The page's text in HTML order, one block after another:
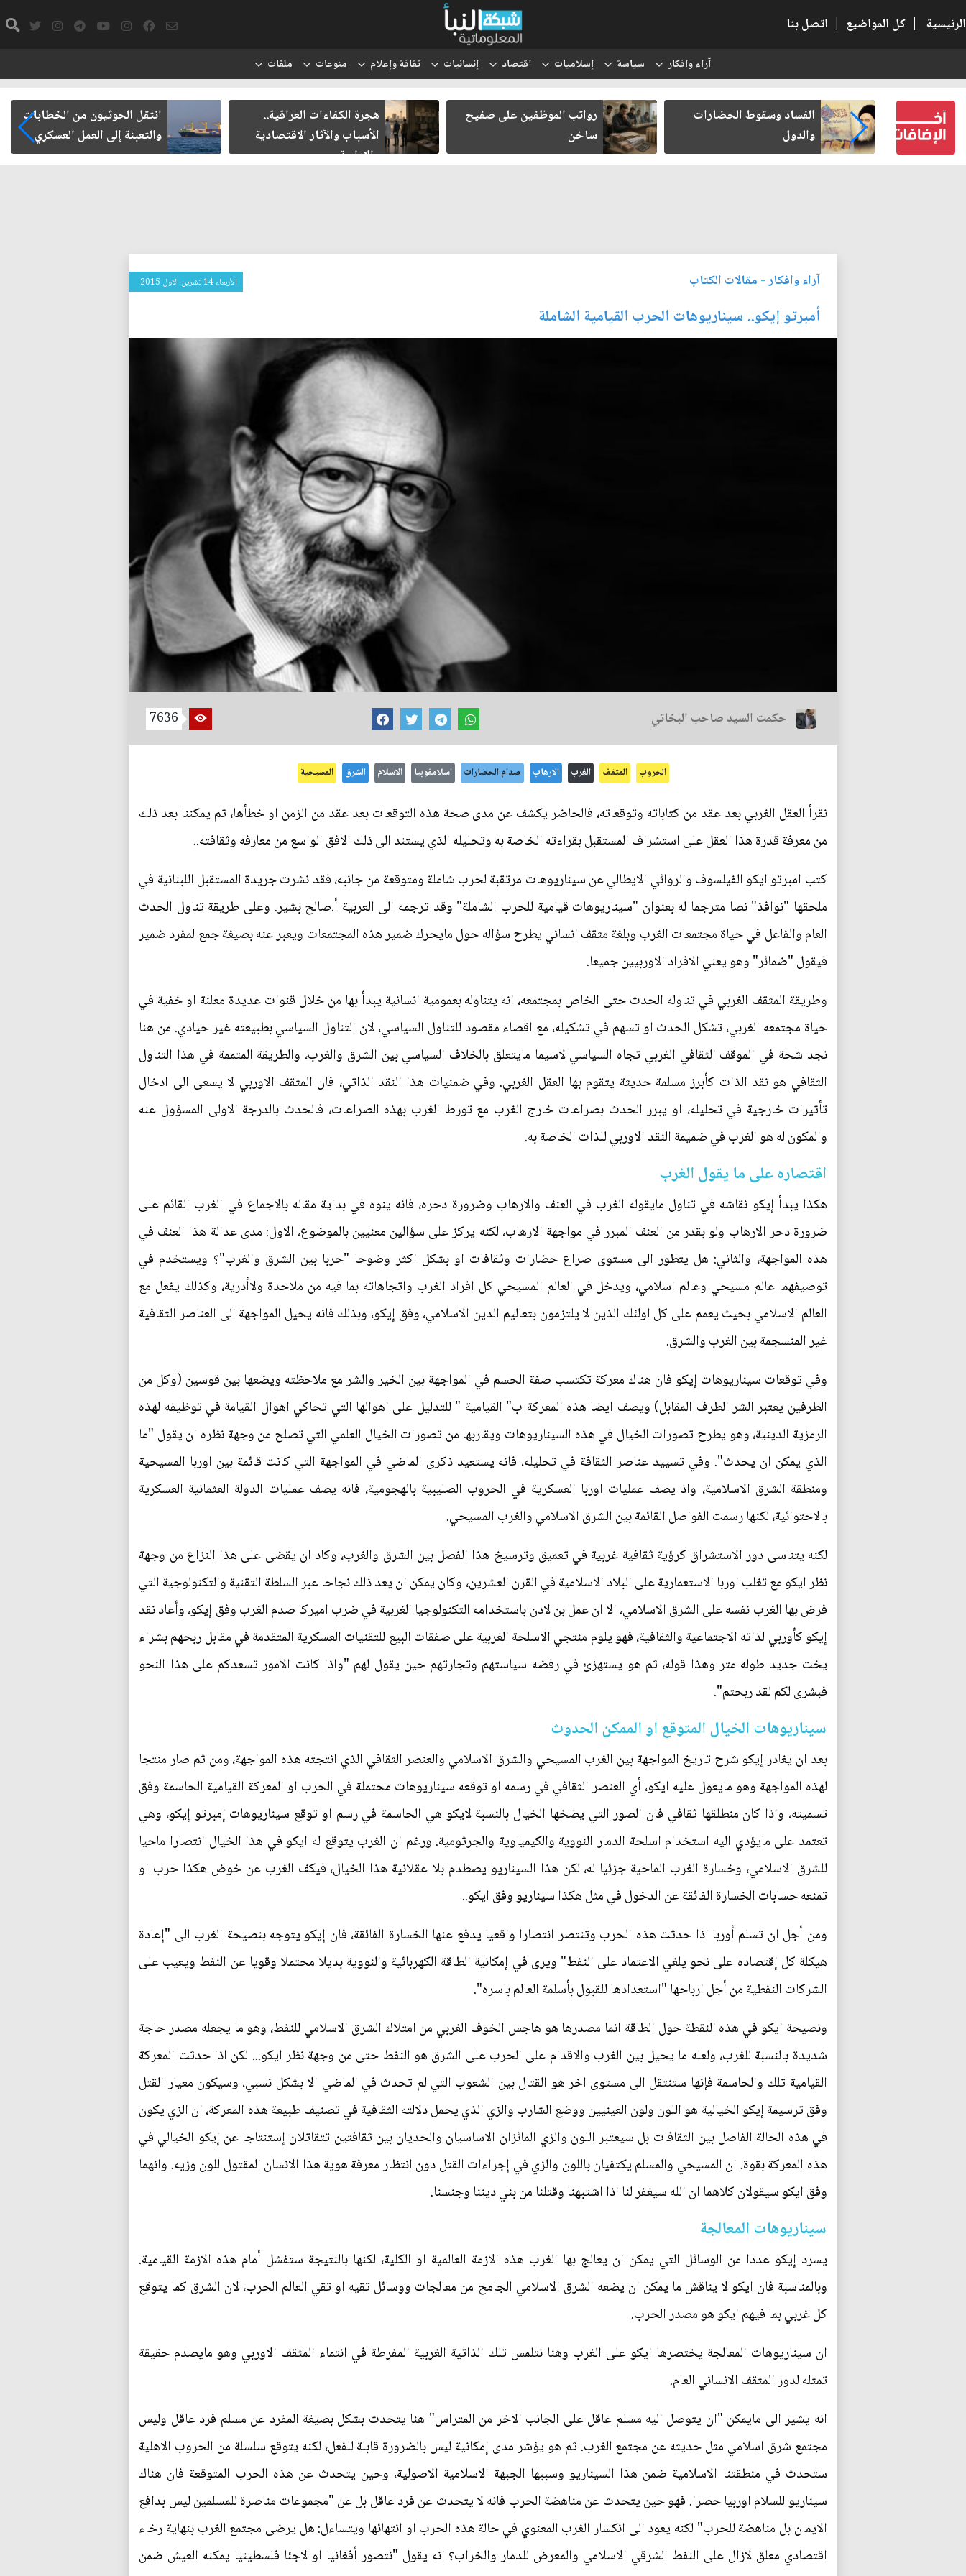
الرئيسية | كل المواضيع | اتصل بنا
آراء وافكار سياسة إسلاميات اقتصاد إنسانيات ثقافة وإعلام منوعات ملفات
كتب لنفسه
الفساد وسقوط الحضارات
والدول
رواتب الموظفين على صفيح
ساخن
هجرة الكفاءات العراقية..
الأسباب والآثار الاقتصادية
والإدارية
انتقل الحوثيون من الخطابات
والتعبئة إلى العمل العسكري
آراء وافكار- مقالات الكتاب الأربعاء 14 تشرين الاول 2015
أمبرتو إيكو.. سيناريوهات الحرب القيامية الشاملة
حكمت السيد صاحب البخاتي 7636
الحروب المثقف الغرب الارهاب صدام الحضارات اسلامفوبيا الاسلام الشرق المسيحية
نقرأ العقل الغربي بعد عقد من كتاباته وتوقعاته، فالحاضر يكشف عن مدى صحة هذه التوقعات بعد عقد من الزمن او خطأها، ثم يمكننا بعد ذلك
من معرفة قدرة هذا العقل على استشراف المستقبل بقراءته الخاصة به وتحليله الذي يستند الى ذلك الافق الواسع من معارفه وثقافته..
كتب امبرتو ايكو الفيلسوف والروائي الايطالي عن سيناريوهات مرتقبة لحرب شاملة ومتوقعة من جانبه، فقد نشرت جريدة المستقبل اللبنانية في
ملحقها "نوافذ" نصا مترجما له بعنوان "سيناريوهات قيامية للحرب الشاملة" وقد ترجمه الى العربية أ.صالح بشير. وعلى طريقة تناول الحدث
العام والفاعل في حياة مجتمعات الغرب وبلغة مثقف انساني يطرح سؤاله حول مايحرك ضمير هذه المجتمعات ويعبر عنه بصيغة جمع لمفرد ضمير
فيقول "ضمائر" وهو يعني الافراد الاوربيين جميعا.
وطريقة المثقف الغربي في تناوله الحدث حتى الخاص بمجتمعه، انه يتناوله بعمومية انسانية يبدأ بها من خلال قنوات عديدة معلنة او خفية في
حياة مجتمعه الغربي، تشكل الحدث او تسهم في تشكيله، مع اقصاء مقصود للتناول السياسي، لان التناول السياسي بطبيعته غير حيادي. من هنا
نجد شحة في الموقف الثقافي الغربي تجاه السياسي لاسيما مايتعلق بالخلاف السياسي بين الشرق والغرب، والطريقة المتممة في هذا التناول
الثقافي هو نقد الذات كأبرز مسلمة حديثة يتقوم بها العقل الغربي. وفي ضمنيات هذا النقد الذاتي، فان المثقف الاوربي لا يسعى الى ادخال
تأثيرات خارجية في تحليله، او يبرر الحدث بصراعات خارج الغرب مع تورط الغرب بهذه الصراعات، فالحدث بالدرجة الاولى المسؤول عنه
والمكون له هو الغرب في ضميمة النقد الاوربي للذات الخاصة به.
اقتصاره على ما يقول الغرب
هكذا يبدأ إيكو نقاشه في تناول مايقوله الغرب في العنف والارهاب وضرورة دحره، فانه ينوه في بداية مقاله بالاجماع في الغرب القائم على
ضرورة دحر الارهاب ولو بقدر من العنف المبرر في مواجهة الارهاب، لكنه يركز على سؤالين معنيين بالموضوع، الاول: مدى عدالة هذا العنف في
هذه المواجهة، والثاني: هل يتطور الى مستوى صراع حضارات وثقافات او بشكل اكثر وضوحا "حربا بين الشرق والغرب"؟ ويستخدم في
توصيفهما عالم مسيحي وعالم اسلامي، ويدخل في العالم المسيحي كل افراد الغرب واتجاهاته بما فيه من ملاحدة ولاأدرية، وكذلك يفعل مع
العالم الاسلامي بحيث يعمم على كل اولئك الذين لا يلتزمون بتعاليم الدين الاسلامي، وفق إيكو، وبذلك فانه يحيل المواجهة الى العناصر الثقافية
غير المنسجمة بين الغرب والشرق.
وفي توقعات سيناريوهات إيكو فان هناك معركة تكتسب صفة الحسم في المواجهة بين الخير والشر مع ملاحظته ويضعها بين قوسين (وكل من
الطرفين يعتبر الشر الطرف المقابل) ويصف ايضا هذه المعركة ب" القيامية " للتدليل على اهوالها التي تحاكي اهوال القيامة في توظيفه لهذه
الرمزية الدينية، وهو يطرح تصورات الخيال في هذه السيناريوهات ويقاربها من تصورات الخيال العلمي التي تصلح من وجهة نظره ان يقول "ما
الذي يمكن ان يحدث". وفي تسييد عناصر الثقافة في تحليله، فانه يستعيد ذكرى الماضي في المواجهة التي كانت قائمة بين اوربا المسيحية
ومنطقة الشرق الاسلامية، واذ يصف عمليات اوربا العسكرية في الحروب الصليبية بالهجومية، فانه يصف عمليات الدولة العثمانية العسكرية
بالاحتوائية، لكنها رسمت الفواصل القائمة بين الشرق الاسلامي والغرب المسيحي.
لكنه يتناسى دور الاستشراق كرؤية ثقافية غربية في تعميق وترسيخ هذا الفصل بين الشرق والغرب، وكاد ان يقضى على هذا النزاع من وجهة
نظر ايكو مع تغلب اوربا الاستعمارية على البلاد الاسلامية في القرن العشرين، وكان يمكن ان يعد ذلك نجاحا عبر السلطة التقنية والتكنولوجية التي
فرض بها الغرب نفسه على الشرق الاسلامي، الا ان عمل بن لادن باستخدامه التكنولوجيا الغربية في ضرب اميركا صدم الغرب وفق إيكو، وأعاد نقد
إيكو كأوربي لذاته الاجتماعية والثقافية، فهو يلوم منتجي الاسلحة الغربية على صفقات البيع للتقنيات العسكرية المتقدمة في مقابل ربحهم بشراء
يخت جديد طوله متر وهذا قوله، ثم هو يستهزئ في رفضه سياستهم وتجارتهم حين يقول لهم "واذا كانت الامور تسعدكم على هذا النحو
فبشرى لكم لقد ربحتم".
سيناريوهات الخيال المتوقع او الممكن الحدوث
بعد ان يغادر إيكو شرح تاريخ المواجهة بين الغرب المسيحي والشرق الاسلامي والعنصر الثقافي الذي انتجته هذه المواجهة، ومن ثم صار منتجا
لهذه المواجهة وهو مايعول عليه ايكو، أي العنصر الثقافي في رسمه او توقعه سيناريوهات محتملة في الحرب او المعركة القيامية الحاسمة وفق
تسميته، واذا كان منطلقها ثقافي فان الصور التي يضخها الخيال بالنسبة لايكو هي الحاسمة في رسم او توقع سيناريوهات إمبرتو إيكو، وهي
تعتمد على مايؤدي اليه استخدام اسلحة الدمار النووية والكيمياوية والجرثومية. ورغم ان الغرب يتوقع له ايكو في هذا الخيال انتصارا ماحيا
للشرق الاسلامي، وخسارة الغرب الماحية جزئيا له، لكن هذا السيناريو يصطدم بلا عقلانية هذا الخيال، فيكف الغرب عن خوض هكذا حرب او
تمنعه حسابات الخسارة الفائقة عن الدخول في مثل هكذا سيناريو وفق ايكو..
ومن أجل ان تسلم أوربا اذا حدثت هذه الحرب وتنتصر انتصارا واقعيا يدفع عنها الخسارة الفائقة، فان إيكو يتوجه بنصيحة الغرب الى "إعادة
هيكلة كل إقتصاده على نحو يلغي الاعتماد على النفط" ويرى في إمكانية الطاقة الكهربائية والنووية بديلا محتملا وقويا عن النفط ويعيب على
الشركات النفطية من أجل ارباحها "استعدادها للقبول بأسلمة العالم باسره".
ونصيحة ايكو في هذه النقطة حول الطاقة انما مصدرها هو هاجس الخوف الغربي من امتلاك الشرق الاسلامي للنفط، وهو ما يجعله مصدر حاجة
شديدة بالنسبة للغرب، ولعله ما يحيل بين الغرب والاقدام على الحرب على الشرق هو النفط حتى من وجهة نظر ايكو... لكن اذا حدثت المعركة
القيامية تلك والحاسمة فإنها ستنتقل الى مستوى اخر هو القتال بين الشعوب التي لم تحدث في الماضي الا بشكل نسبي، وسيكون معيار القتل
وفق ترسيمة إيكو الخيالية هو اللون ولون العينيين ووضع الشارب والزي الذي يحمل دلالته الثقافية في تصنيف طبيعة هذه المعركة، ان الزي يكون
في هذه الحالة الفاصل بين الثقافات بل سيعتبر اللون والزي المائزان الاساسيان والحديان بين ثقافتين تتقاتلان إستنتاجا عن إيكو الخيالي في
هذه المعركة بقوة. ان المسيحي والمسلم يكتفيان باللون والزي في إجراءات القتل دون انتظار معرفة هوية هذا الانسان المقتول للون وزيه. وانهما
وفق ايكو سيقولان كلاهما ان الله سيغفر لنا اذا اشتبهنا وقتلنا من بني ديننا وجنسنا.
سيناريوهات المعالجة
يسرد إيكو عددا من الوسائل التي يمكن ان يعالج بها الغرب هذه الازمة العالمية او الكلية، لكنها بالنتيجة ستفشل أمام هذه الازمة القيامية.
وبالمناسبة فان ايكو لا يناقش ما يمكن ان يضعه الشرق الاسلامي الجامح من معالجات ووسائل تقيه او تقي العالم الحرب، لان الشرق كما يتوقع
كل غربي بما فيهم ايكو هو مصدر الحرب.
ان سيناريوهات المعالجة يختصرها ايكو على الغرب وهنا نتلمس تلك الذاتية الغربية المفرطة في انتماء المثقف الاوربي وهو مايصدم حقيقة
تمثله لدور المثقف الانساني العام.
انه يشير الى مايمكن "ان يتوصل اليه مسلم عاقل على الجانب الاخر من المتراس" هنا يتحدث بشكل بصيغة المفرد عن مسلم فرد عاقل وليس
مجتمع شرق اسلامي مثل حديثه عن مجتمع الغرب. ثم هو يؤشر مدى إمكانية ليس بالضرورة قابلة للفعل، لكنه يتوقع سلسلة من الحروب الاهلية
ستحدث في منطقتنا الاسلامية ضمن هذا السيناريو وسببها الجبهة الاسلامية الاصولية، وحين يتحدث عن هذه الحرب المتوقعة فان هناك
سيناريو للسلام اوربيا حصرا. فهو حين يتحدث عن مناهضة الحرب فانه لا يتحدث عن فرد عاقل بل عن "مجموعات مناصرة للمسلمين ليس بدافع
الايمان بل مناهضة للحرب" لكنه يعود الى انكسار الغرب المعنوي في حالة هذه الحرب او انتهائها ويتساءل: هل يرضى مجتمع الغرب بنهاية رخاء
اقتصادي معلق لازال على النفط الشرقي الاسلامي والمعرض للدمار والخراب؟ انه يقول "نتصور أفغانيا او لاجئا فلسطينيا يمكنه العيش ضمن